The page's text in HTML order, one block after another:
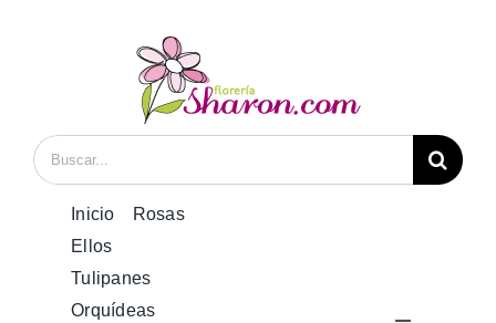
Buscar:
Inicio
Rosas
Ellos
Tulipanes
Orquídeas